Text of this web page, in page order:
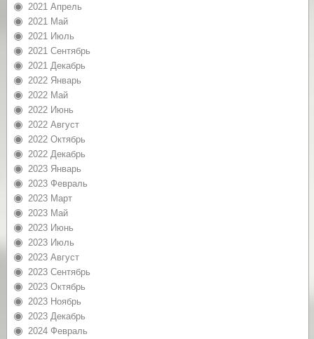
2021 Апрель
2021 Май
2021 Июль
2021 Сентябрь
2021 Декабрь
2022 Январь
2022 Май
2022 Июнь
2022 Август
2022 Октябрь
2022 Декабрь
2023 Январь
2023 Февраль
2023 Март
2023 Май
2023 Июнь
2023 Июль
2023 Август
2023 Сентябрь
2023 Октябрь
2023 Ноябрь
2023 Декабрь
2024 Февраль